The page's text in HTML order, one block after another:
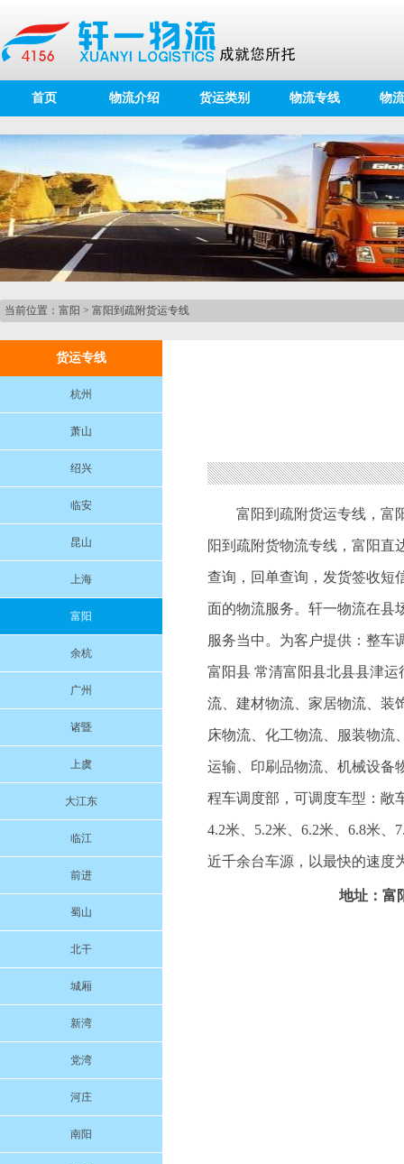
首页 物流介绍 货运类别 物流专线 物
当前位置： 富阳 > 富阳到疏附货运专线
货运专线
杭州
萧山
绍兴
临安
昆山
上海
富阳
余杭
广州
诸暨
上虞
大江东
临江
前进
蜀山
北干
城厢
新湾
党湾
河庄
南阳
富阳到疏附货运专线 ， 富
阳到疏附货物流专线 ，富阳
查询，回单查询，发货签收短
面的物流服务。轩一物流在县
服务当中。为客户提供：整车
富阳县 常清富阳县北县县津
流、建材物流、家居物流、装
床物流、化工物流、服装物流
运输、印刷品物流、机械设备
程车调度部，可调度车型：敞
4.2米、5.2米、6.2米、6.8米、
近千余台车源，以最快的速度
地址：富